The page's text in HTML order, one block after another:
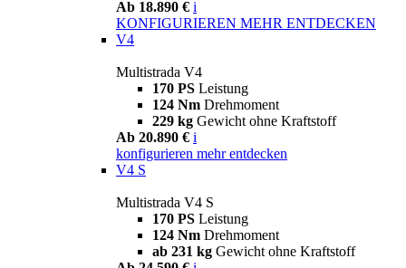
Ab 18.890 € i
KONFIGURIEREN MEHR ENTDECKEN
V4
Multistrada V4
170 PS Leistung
124 Nm Drehmoment
229 kg Gewicht ohne Kraftstoff
Ab 20.890 € i
konfigurieren mehr entdecken
V4 S
Multistrada V4 S
170 PS Leistung
124 Nm Drehmoment
ab 231 kg Gewicht ohne Kraftstoff